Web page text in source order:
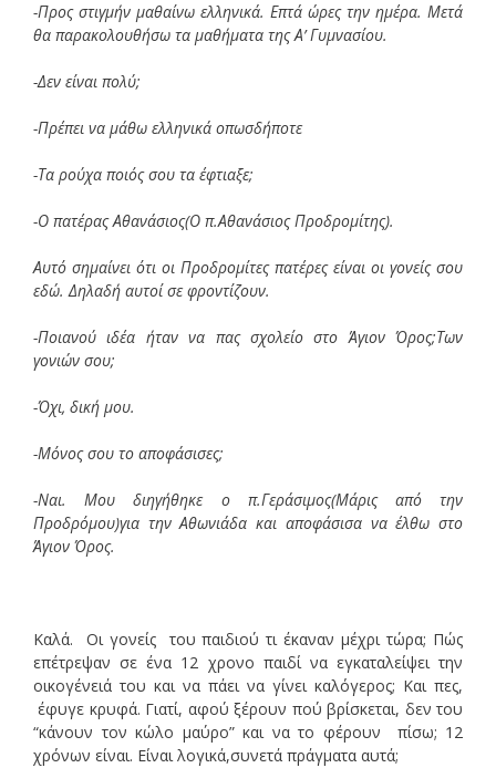
-Προς στιγμήν μαθαίνω ελληνικά. Επτά ώρες την ημέρα. Μετά
θα παρακολουθήσω τα μαθήματα της Α’ Γυμνασίου.
-Δεν είναι πολύ;
-Πρέπει να μάθω ελληνικά οπωσδήποτε
-Τα ρούχα ποιός σου τα έφτιαξε;
-Ο πατέρας Αθανάσιος(Ο π.Αθανάσιος Προδρομίτης).
Αυτό σημαίνει ότι οι Προδρομίτες πατέρες είναι οι γονείς σου
εδώ. Δηλαδή αυτοί σε φροντίζουν.
-Ποιανού ιδέα ήταν να πας σχολείο στο Άγιον Όρος;Των
γονιών σου;
-Όχι, δική μου.
-Μόνος σου το αποφάσισες;
-Ναι. Μου διηγήθηκε ο π.Γεράσιμος(Μάρις από την
Προδρόμου)για την Αθωνιάδα και αποφάσισα να έλθω στο
Άγιον Όρος.
Καλά. Οι γονείς του παιδιού τι έκαναν μέχρι τώρα; Πώς
επέτρεψαν σε ένα 12 χρονο παιδί να εγκαταλείψει την
οικογένειά του και να πάει να γίνει καλόγερος; Και πες,
έφυγε κρυφά. Γιατί, αφού ξέρουν πού βρίσκεται, δεν του
“κάνουν τον κώλο μαύρο” και να το φέρουν πίσω; 12
χρόνων είναι. Είναι λογικά,συνετά πράγματα αυτά;